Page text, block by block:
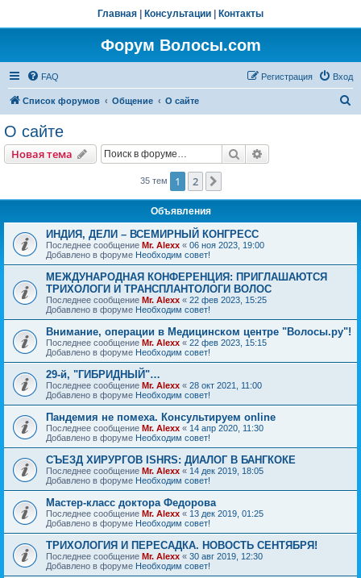
Главная Консультации Контакты
Форум Волосы.com
FAQ Вход
Регистрация
Список форумов Общение О сайте
О сайте
Новая тема Поиск
35 тем 1 2
Объявления
ИНДИЯ, ДЕЛИ – ВСЕМИРНЫЙ КОНГРЕСС
Последнее сообщение Mr. Alexx « 06 ноя 2023, 19:00
Добавлено в форуме Необходим совет!
МЕЖДУНАРОДНАЯ КОНФЕРЕНЦИЯ: ПРИГЛАШАЮТСЯ
ТРИХОЛОГИ И ТРАНСПЛАНТОЛОГИ ВОЛОС
Последнее сообщение Mr. Alexx « 22 фев 2023, 15:25
Добавлено в форуме Необходим совет!
Внимание, операции в Медицинском центре "Волосы.ру"!
Последнее сообщение Mr. Alexx « 22 фев 2023, 15:15
Добавлено в форуме Необходим совет!
29-й, "ГИБРИДНЫЙ"…
Последнее сообщение Mr. Alexx « 28 окт 2021, 11:00
Добавлено в форуме Необходим совет!
Пандемия не помеха. Консультируем online
Последнее сообщение Mr. Alexx « 14 апр 2020, 11:30
Добавлено в форуме Необходим совет!
СЪЕЗД ХИРУРГОВ ISHRS: ДИАЛОГ В БАНГКОКЕ
Последнее сообщение Mr. Alexx « 14 дек 2019, 18:05
Добавлено в форуме Необходим совет!
Мастер-класс доктора Федорова
Последнее сообщение Mr. Alexx « 13 дек 2019, 01:25
Добавлено в форуме Необходим совет!
ТРИХОЛОГИЯ И ПЕРЕСАДКА. НОВОСТЬ СЕНТЯБРЯ!
Последнее сообщение Mr. Alexx « 30 авг 2019, 12:30
Добавлено в форуме Необходим совет!